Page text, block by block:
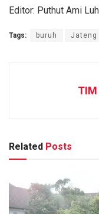
Editor: Puthut Ami
Tags: buruh Jateng
TIM
Related Posts